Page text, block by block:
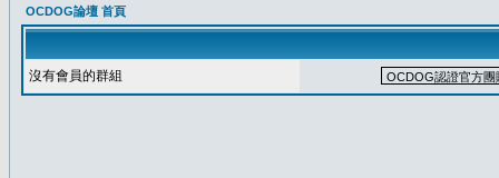
OCDOG論壇 首頁
沒有會員的群組